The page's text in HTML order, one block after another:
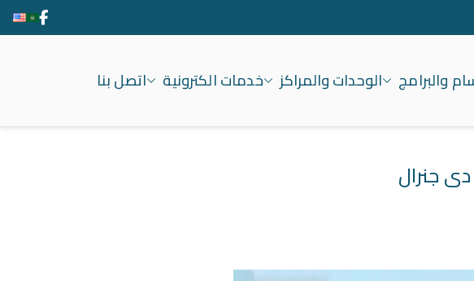
والبرامج الوحدات والمراكز خدمات الكترونية اتصل بنا
جنرال